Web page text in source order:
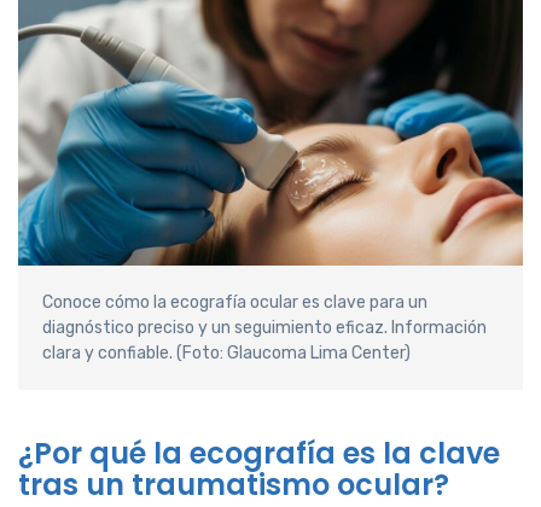
Conoce cómo la ecografía ocular es clave para un
diagnóstico preciso y un seguimiento eficaz. Información
clara y confiable. (Foto: Glaucoma Lima Center)
¿Por qué la ecografía es la clave
tras un traumatismo ocular?